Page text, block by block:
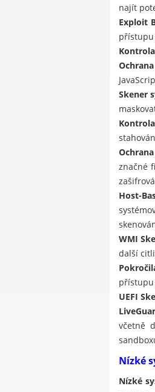
najít
Exploit
přístupu
Skener
značné
Host-
WMI
další
přístupu
UEFI
včetně
Nízké
Nízké